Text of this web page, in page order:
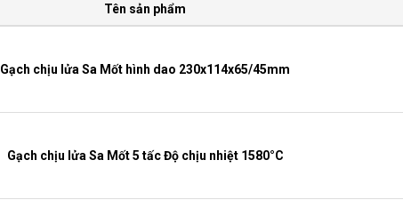
Tên sản phẩm
Gạch chịu lửa Sa Mốt hình dao 230x114x65/45mm
Gạch chịu lửa Sa Mốt 5 tấc Độ chịu nhiệt 1580°C